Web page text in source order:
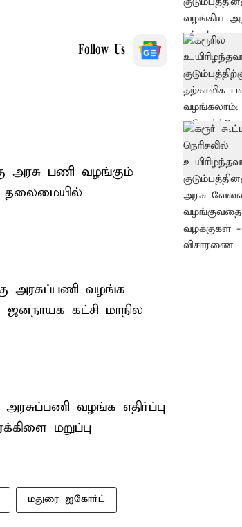
Follow Us
அரசு பணி வழங்கும்
தலைமையில்
அரசுப்பணி வழங்க
ஜனநாயக கட்சி மாநில
வழங்க எதிர்ப்பு
மறுப்பு
மதுரை ஐகோர்ட்